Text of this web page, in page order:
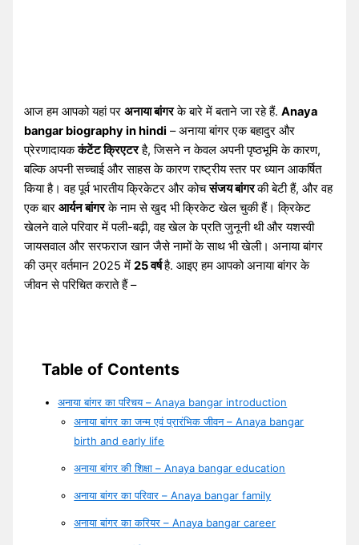
आज हम आपको यहां परअनाया बांगरके बारे में बताने जा रहे हैं.Anaya
bangar biography in hindi – अनाया बांगर एक बहादुर और
प्रेरणादायककंटेंट क्रिएटरहै, जिसने न केवल अपनी पृष्ठभूमि के कारण,
बल्कि अपनी सच्चाई और साहस के कारण राष्ट्रीय स्तर पर ध्यान आकर्षित
किया है। वह पूर्व भारतीय क्रिकेटर और कोचसंजय बांगरकी बेटी हैं, और वह
एक बारआर्यन बांगरके नाम से खुद भी क्रिकेट खेल चुकी हैं। क्रिकेट
खेलने वाले परिवार में पली-बढ़ी, वह खेल के प्रति जुनूनी थी और यशस्वी
जायसवाल और सरफराज खान जैसे नामों के साथ भी खेली। अनाया बांगर
की उम्र वर्तमान 2025 में25 वर्षहै. आइए हम आपको अनाया बांगर के
जीवन से परिचित कराते हैं –
Table of Contents
अनाया बांगर का परिचय – Anaya bangar introduction
अनाया बांगर का जन्म एवं प्रारंभिक जीवन – Anaya bangar
birth and early life
अनाया बांगर की शिक्षा – Anaya bangar education
अनाया बांगर का परिवार – Anaya bangar family
अनाया बांगर का करियर – Anaya bangar career